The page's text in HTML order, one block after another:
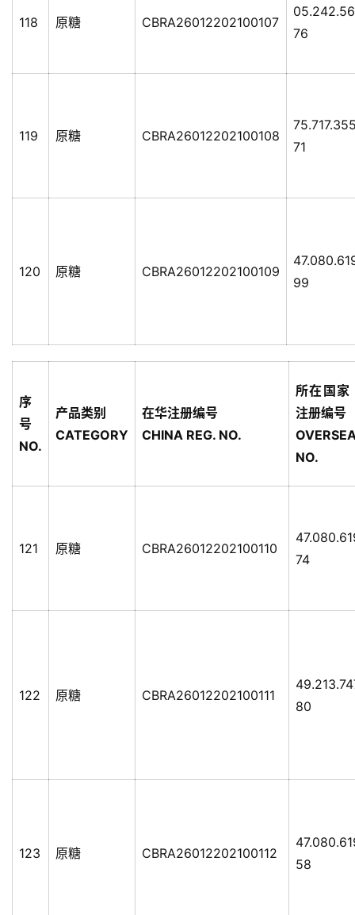
118 原糖 CBRA26012202100107
76
119 原糖 CBRA26012202100108
71
120 原糖 CBRA26012202100109
99
序
号
NO.
产品类别
CATEGORY
在华注册编号
CHINA REG. NO.
所在国家
注册编号
NO.
121 原糖 CBRA26012202100110
74
122 原糖 CBRA26012202100111
80
123 原糖 CBRA26012202100112
58